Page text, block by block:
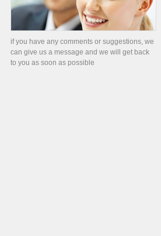
if you have any comments or suggestions, we
can give us a message and we will get back
to you as soon as possible